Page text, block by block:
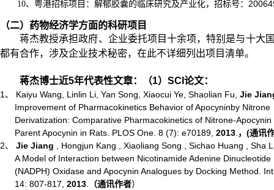
10、粤港招标项目：解郁胶囊的临床研究及产业化，招标号：
（二）药物经济学方面的科研项目
蒋杰教授承担政府、企业委托项目十余项，特别是与十大
都有合作，涉及企业技术秘密，在此不详细列出项目清单。
蒋杰博士近5年代表性文章： （1） SCI 论文：
1、 Kaiyu Wang, Linlin Li, Yan Song, Xiaocui Ye, Shaolian Fu, Jie
Improvement of Pharmacokinetics Behavior of Apocyninby Nitrone
Derivatization: Comparative Pharmacokinetics of Nitrone-Apocynin
Parent Apocynin in Rats. PLOS One. 8 (7): e70189, 2013 ， (通讯
2、 Jie Jiang
, Hongjun Kang , Xiaoliang Song , Sichao Huang , Sha
A Model of Interaction between Nicotinamide Adenine Dinucleotide
(NADPH) Oxidase and Apocynin Analogues by Docking Method.
14: 807-817, 2013 （通讯作者）